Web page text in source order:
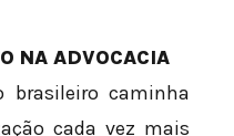
NA ADVOCACIA
brasileiro caminha
cada vez mais